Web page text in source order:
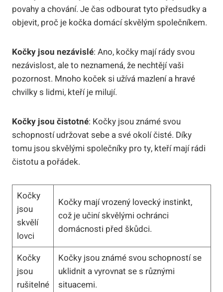
povahy a chování. Je čas odbourat tyto předsudky a
objevit, proč je kočka domácí skvělým společníkem.
Kočky jsou nezávislé: Ano, kočky mají rády svou
nezávislost, ale to neznamená, že nechtějí vaši
pozornost. Mnoho koček si užívá mazlení a hravé
chvilky s lidmi, kteří je milují.
Kočky jsou čistotné: Kočky jsou známé svou
schopností udržovat sebe a své okolí čisté. Díky
tomu jsou skvělými společníky pro ty, kteří mají rádi
čistotu a pořádek.
Kočky
jsou
skvělí
lovci
Kočky mají vrozený lovecký instinkt,
což je učiní skvělými ochránci
domácnosti před škůdci.
Kočky
jsou
rušitelné
Kočky jsou známé svou schopností se
uklidnit a vyrovnat se s různými
situacemi.